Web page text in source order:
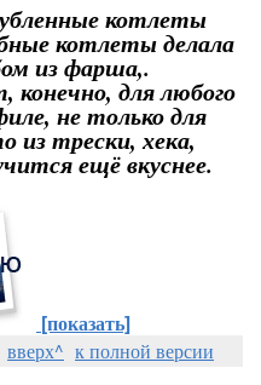
котлеты
котлеты делала
из фарша,.
для любого
не только для
трески, хека,
ещё вкуснее.
[показать]
вверх^ к полной версии